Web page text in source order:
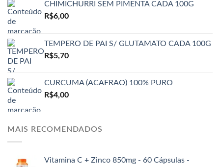
CHIMICHURRI SEM PIMENTA CADA 100G
R$6,00
TEMPERO DE PAI S/ GLUTAMATO CADA 100G
R$5,70
CURCUMA (ACAFRAO) 100% PURO
R$4,00
MAIS RECOMENDADOS
Vitamina C + Zinco 850mg - 60 Cápsulas -